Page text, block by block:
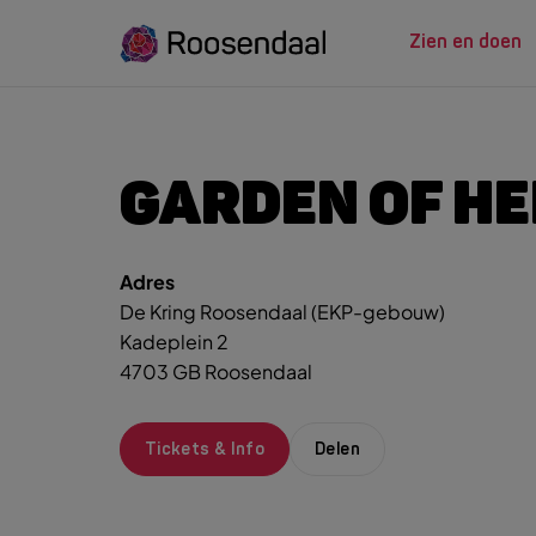
Zien en doen
ZIEN EN
Wandelen
Eten & Drinken
Plan je bezoek
LEREN
INTROosendaal
GARDEN OF
Adres
De Kring Roosendaal (EKP-gebouw)
Kadeplein 2
4703 GB Roosendaal
Tickets & Info Delen